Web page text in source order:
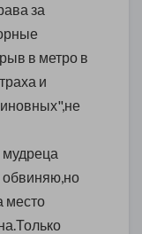
за
в метро в
и
обвиняю,но
место